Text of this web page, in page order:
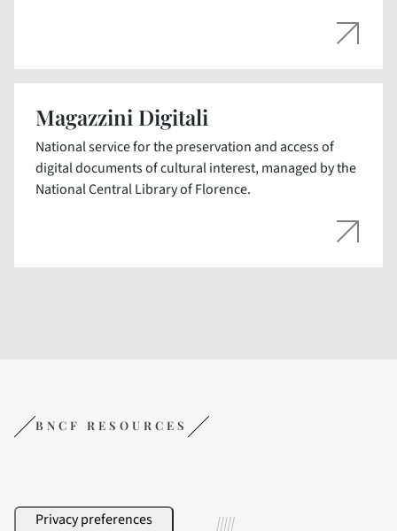
Magazzini Digitali
National service for the preservation and access of
digital documents of cultural interest, managed by the
National Central Library of Florence.
BNCF RESOURCES